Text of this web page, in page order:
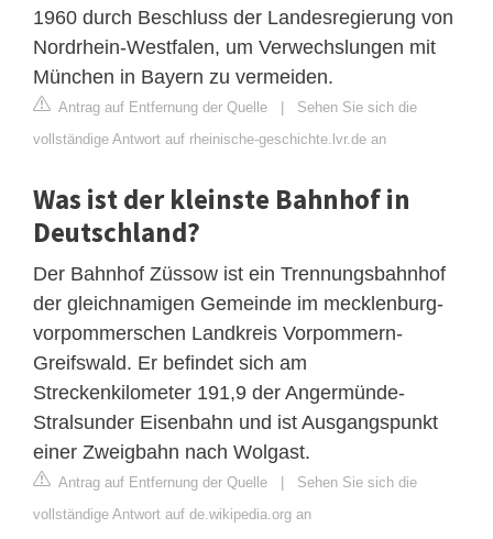
1960 durch Beschluss der Landesregierung von
Nordrhein-Westfalen, um Verwechslungen mit
München in Bayern zu vermeiden.
Antrag auf Entfernung der Quelle | Sehen Sie sich die
vollständige Antwort auf rheinische-geschichte.lvr.de an
Was ist der kleinste Bahnhof in
Deutschland?
Der Bahnhof Züssow ist ein Trennungsbahnhof
der gleichnamigen Gemeinde im mecklenburg-
vorpommerschen Landkreis Vorpommern-
Greifswald. Er befindet sich am
Streckenkilometer 191,9 der Angermünde-
Stralsunder Eisenbahn und ist Ausgangspunkt
einer Zweigbahn nach Wolgast.
Antrag auf Entfernung der Quelle | Sehen Sie sich die
vollständige Antwort auf de.wikipedia.org an